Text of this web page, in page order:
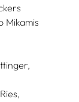
Mikamis